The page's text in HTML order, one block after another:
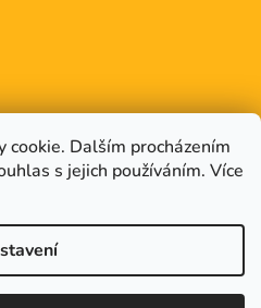
cookie. Dalším procházením
s jejich používáním. Více